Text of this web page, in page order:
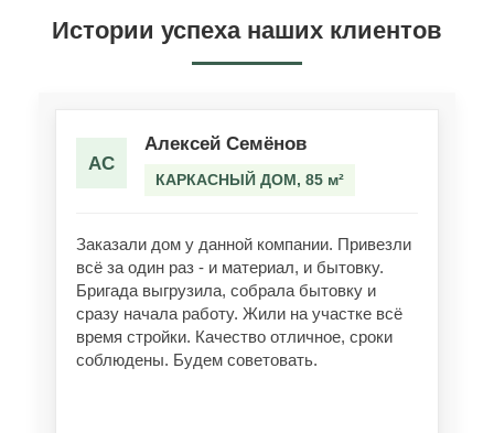
Истории успеха наших клиентов
АС
Алексей Семёнов
КАРКАСНЫЙ ДОМ, 85 м²
Заказали дом у данной компании. Привезли
всё за один раз - и материал, и бытовку.
Бригада выгрузила, собрала бытовку и
сразу начала работу. Жили на участке всё
время стройки. Качество отличное, сроки
соблюдены. Будем советовать.